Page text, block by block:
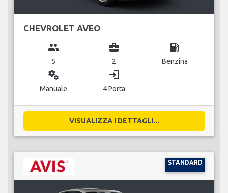
CHEVROLET AVEO
group
5
business_center
2
local_gas_station
Benzina
miscellaneous_services
Manuale
login
4 Porta
VISUALIZZA I DETTAGLI...
STANDARD